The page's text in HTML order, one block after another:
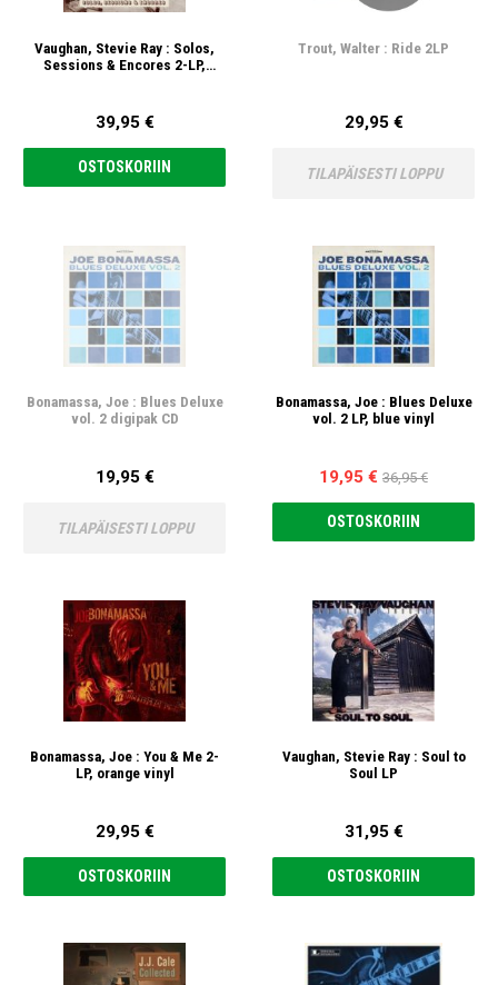
Vaughan, Stevie Ray : Solos,
Sessions & Encores 2-LP,
39,95 €
OSTOSKORIIN
Trout, Walter : Ride 2LP
29,95 €
TILAPÄISESTI LOPPU
Bonamassa, Joe : Blues Deluxe
vol. 2 digipak CD
19,95 €
TILAPÄISESTI LOPPU
Bonamassa, Joe : Blues Deluxe
vol. 2 LP, blue vinyl
19,95 € 36,95 €
OSTOSKORIIN
Bonamassa, Joe : You & Me 2-
LP, orange vinyl
29,95 €
OSTOSKORIIN
Vaughan, Stevie Ray : Soul to
Soul LP
31,95 €
OSTOSKORIIN